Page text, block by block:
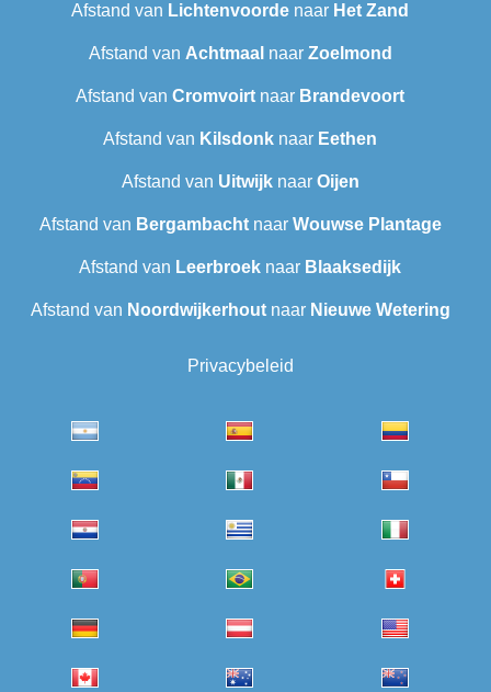
Afstand van Lichtenvoorde naar Het Zand
Afstand van Achtmaal naar Zoelmond
Afstand van Cromvoirt naar Brandevoort
Afstand van Kilsdonk naar Eethen
Afstand van Uitwijknaar Oijen
Afstand van Bergambachtnaar Wouwse Plantage
Afstand van Leerbroek naar Blaaksedijk
Afstand van Noordwijkerhoutnaar Nieuwe Wetering
Privacybeleid